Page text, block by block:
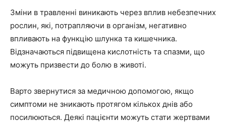
Зміни в травленні виникають через вплив небезпечних
рослин, які, потрапляючи в організм, негативно
впливають на функцію шлунка та кишечника.
Відзначаються підвищена кислотність та спазми, що
можуть призвести до болю в животі.
Варто звернутися за медичною допомогою, якщо
симптоми не зникають протягом кількох днів або
посилюються. Деякі пацієнти можуть стати жертвами